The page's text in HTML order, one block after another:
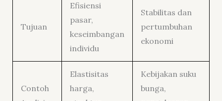
Tujuan
Efisiensi
pasar,
keseimbangan
individu
Stabilitas dan
pertumbuhan
ekonomi
Contoh
Elastisitas
harga,
Kebijakan suku
bunga,